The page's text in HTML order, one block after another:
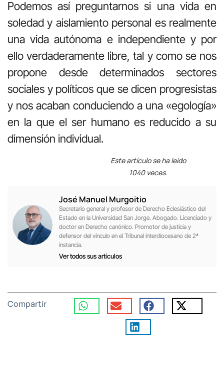
Podemos así preguntarnos si una vida en
soledad y aislamiento personal es realmente
una vida autónoma e independiente y por
ello verdaderamente libre, tal y como se nos
propone desde determinados sectores
sociales y políticos que se dicen progresistas
y nos acaban conduciendo a una «egología»
en la que el ser humano es reducido a su
dimensión individual.
Este artículo se ha leído
1040 veces.
José Manuel Murgoitio
Secretario general y profesor de Derecho Eclesiástico del
Estado en la Universidad San Jorge. Abogado. Licenciado y
doctor en Derecho canónico. Promotor de justicia y
defensor del vínculo en el Tribunal interdiocesano de 2ª
instancia.
Ver todos sus artículos
Compartir